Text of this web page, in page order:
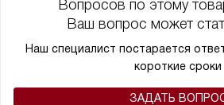
Вопросов по этому
Ваш вопрос может
Наш специалист постарается
короткие сроки
ЗАДАТЬ